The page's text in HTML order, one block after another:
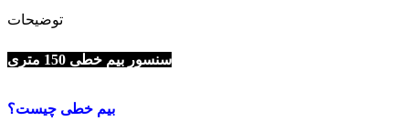
توضیحات
سنسور بیم خطی 150 متری
بیم خطی چیست؟